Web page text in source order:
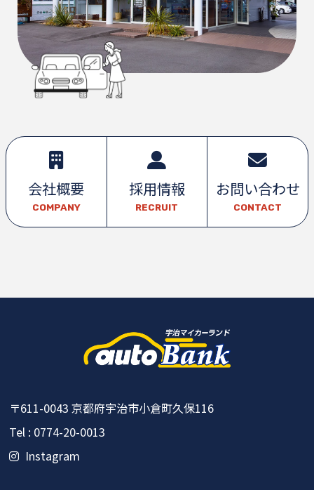
会社概要
COMPANY
採用情報
RECRUIT
お問い合わせ
CONTACT
〒611-0043京都府宇治市小倉町久保116
Tel : 0774-20-0013
Instagram